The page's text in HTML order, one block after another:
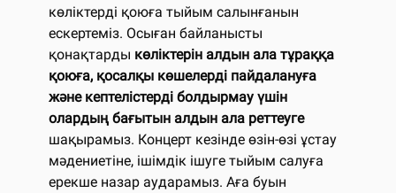
көліктерді қоюға тыйым салынғанын
ескертеміз. Осыған байланысты
қонақтарды көліктерін алдын ала тұраққа
қоюға, қосалқы көшелерді пайдалануға
және кептелістерді болдырмау үшін
олардың бағытын алдын ала реттеуге
шақырамыз. Концерт кезінде өзін-өзі ұстау
мәдениетіне, ішімдік ішуге тыйым салуға
ерекше назар аударамыз. Аға буын